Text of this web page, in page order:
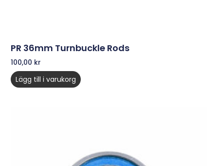
PR 36mm Turnbuckle Rods
100,00 kr
Lägg till i varukorg